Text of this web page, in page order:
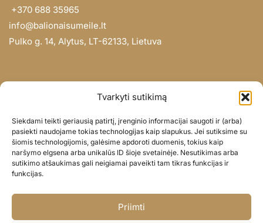
Tvarkyti sutikimą
Siekdami teikti geriausią patirtį, įrenginio informacijai saugoti ir (arba)
pasiekti naudojame tokias technologijas kaip slapukus. Jei sutiksime su
šiomis technologijomis, galėsime apdoroti duomenis, tokius kaip
naršymo elgsena arba unikalūs ID šioje svetainėje. Nesutikimas arba
sutikimo atšaukimas gali neigiamai paveikti tam tikras funkcijas ir
funkcijas.
Priimti
+370 688 35965
info@balionaisumeile.lt
Pulko g. 14, Alytus, LT-62133, Lietuva
Didmena
Darbų portfolio
Privatumo politika
Parduotuvės politika